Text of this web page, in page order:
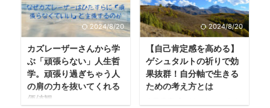
おすすめ ・受験勉強の成果を
もっと効率良く上げたい受験
生やサポートするご家族の方
・資格を取りたいけど仕事が
忙しい社会人・家事や育児に
毎日忙しい主婦の方 受験生本
人はもちろんの事、サポート
するご家族にとっても受験は
一大イベントですよね。 受験
動き出せない。 気がついたら
もう一年が終わろうとしてい
る！そんな経験をされた方は
多いのではないでしょうか。
新しい事を始めるということ
はとてもエネルギーがいるの
で、ついつい先延ばしになっ
てしまう。 そんな方にぜひ読
2024/8/20
カズレーザーさんから学
ぶ「頑張らない」人生哲
学。頑張り過ぎちゃう人
の肩の力を抜いてくれる
価値観
2024/8/20
【自己肯定感を高める】
ゲシュタルトの祈りで効
果抜群！自分軸で生きる
ための考え方とは